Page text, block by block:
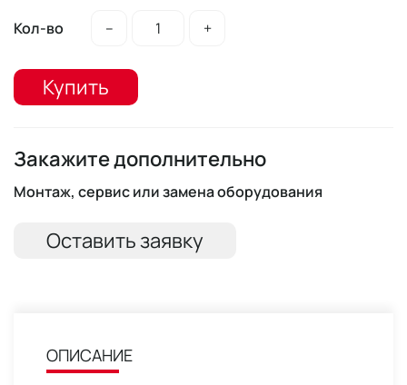
Кол-во – +
Купить
Закажите дополнительно
Монтаж, сервис или замена оборудования
Оставить заявку
ОПИСАНИЕ